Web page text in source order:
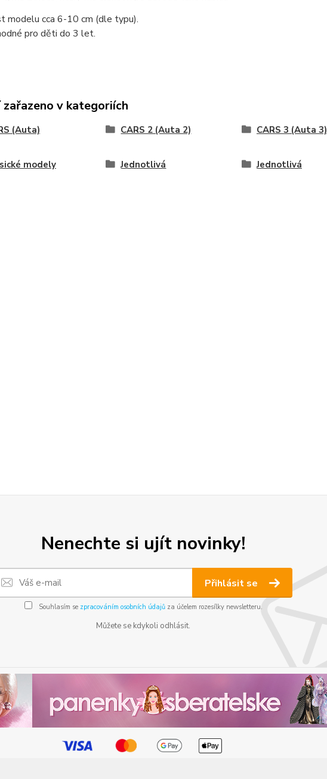
modelu cca 6-10 cm (dle typu).
pro děti do 3 let.
zařazeno v kategoriích
(Auta) CARS 2 (Auta 2) CARS 3 (Auta 3)
modely
Jednotlivá Jednotlivá
Nenechte si ujít novinky!
Přihlásit se
Souhlasím se zpracováním osobních údajůza účelem rozesílky newsletteru.
Můžete se kdykoli odhlásit.